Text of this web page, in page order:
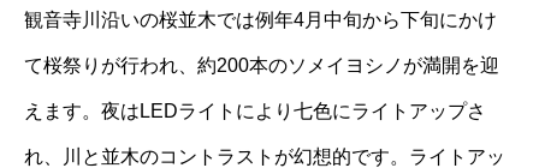
観音寺川沿いの桜並木では例年4月中旬から下旬にかけ
て桜祭りが行われ、約200本のソメイヨシノが満開を迎
えます。夜はLEDライトにより七色にライトアップさ
れ、川と並木のコントラストが幻想的です。ライトアッ